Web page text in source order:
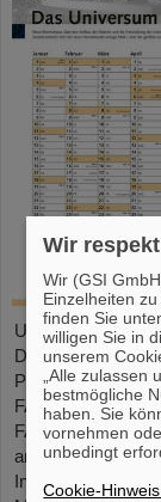
Unser
Darstellung aller
Platz für
FAIR ist er ein
FAIR-
am Empfang in
Interessent*innen
Wir
Wir (GSI
Einzelheiten
finden Sie
willigen Sie in
unserem
„Alle zulassen
bestmögliche
haben. Sie
vornehmen
unbedingt
Cookie-